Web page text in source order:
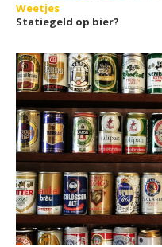
Weetjes
Statiegeld op bier?